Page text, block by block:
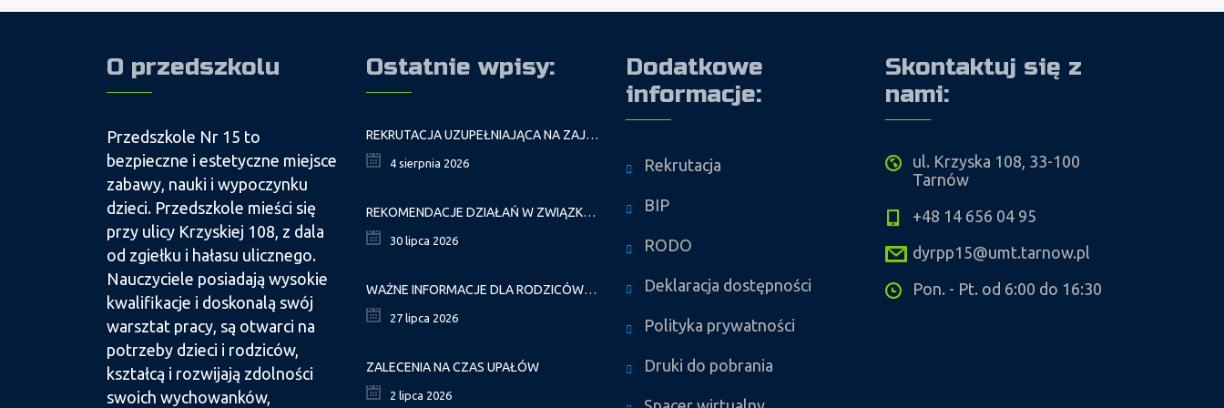
O przedszkolu
Przedszkole Nr 15 to
bezpieczne i estetyczne miejsce
zabawy, nauki i wypoczynku
dzieci. Przedszkole mieści się
przy ulicy Krzyskiej 108, z dala
od zgiełku i hałasu ulicznego.
Nauczyciele posiadają wysokie
kwalifikacje i doskonalą swój
warsztat pracy, są otwarci na
potrzeby dzieci i rodziców,
kształcą i rozwijają zdolności
swoich wychowanków,
Ostatnie wpisy:
REKRUTACJA UZUPEŁNIAJĄCA NA ZAJĘCIA PROWADZONE PRZEZ PAŁAC MŁODZIEŻY W ROKU SZKOLNYM 2026/2027
4 sierpnia 2026
REKOMENDACJE DZIAŁAŃ W ZWIĄZKU Z FALAMI UPAŁÓW
30 lipca 2026
WAŻNE INFORMACJE DLA RODZICÓW DZIECI NOWO PRZYJĘTYCH GR. I
27 lipca 2026
ZALECENIA NA CZAS UPAŁÓW
2 lipca 2026
Dodatkowe
informacje:
Rekrutacja
BIP
RODO
Deklaracja dostępności
Polityka prywatności
Druki do pobrania
Skontaktuj się z
nami:
ul. Krzyska 108, 33-100
Tarnów
+48 14 656 04 95
dyrpp15@umt.tarnow.pl
Pon. - Pt. od 6:00 do 16:30